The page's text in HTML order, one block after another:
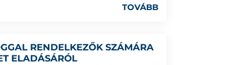
TOVÁBB
RENDELKEZŐK SZÁMÁRA
ELADÁSÁRÓL